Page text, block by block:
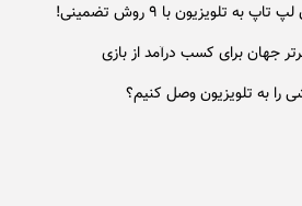
به تلويزيون با ۹ روش تضمینی!
را به تلویزیون وصل کنیم؟